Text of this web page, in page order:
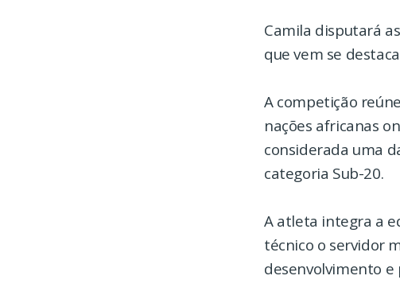
Camila disputará
que vem se
A competição
nações africanas
considerada uma
categoria Sub-20.
A atleta integra a
técnico o servidor
desenvolvimento